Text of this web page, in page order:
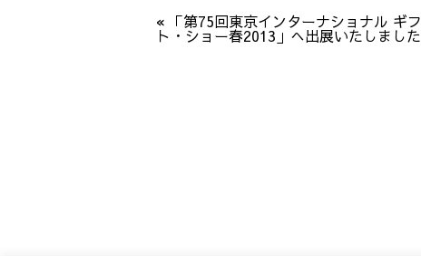
« 「第75回東京インターナショナル ギフ
ト・ショー春2013」へ出展いたしました